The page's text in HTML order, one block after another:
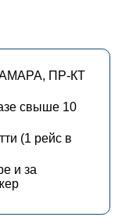
ПР-КТ
свыше 10
(1 рейс в
и за